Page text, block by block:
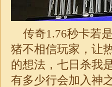
传奇1.76秒卡若
猪不相信玩家，让
的想法，七日杀我
有多少行会加入神